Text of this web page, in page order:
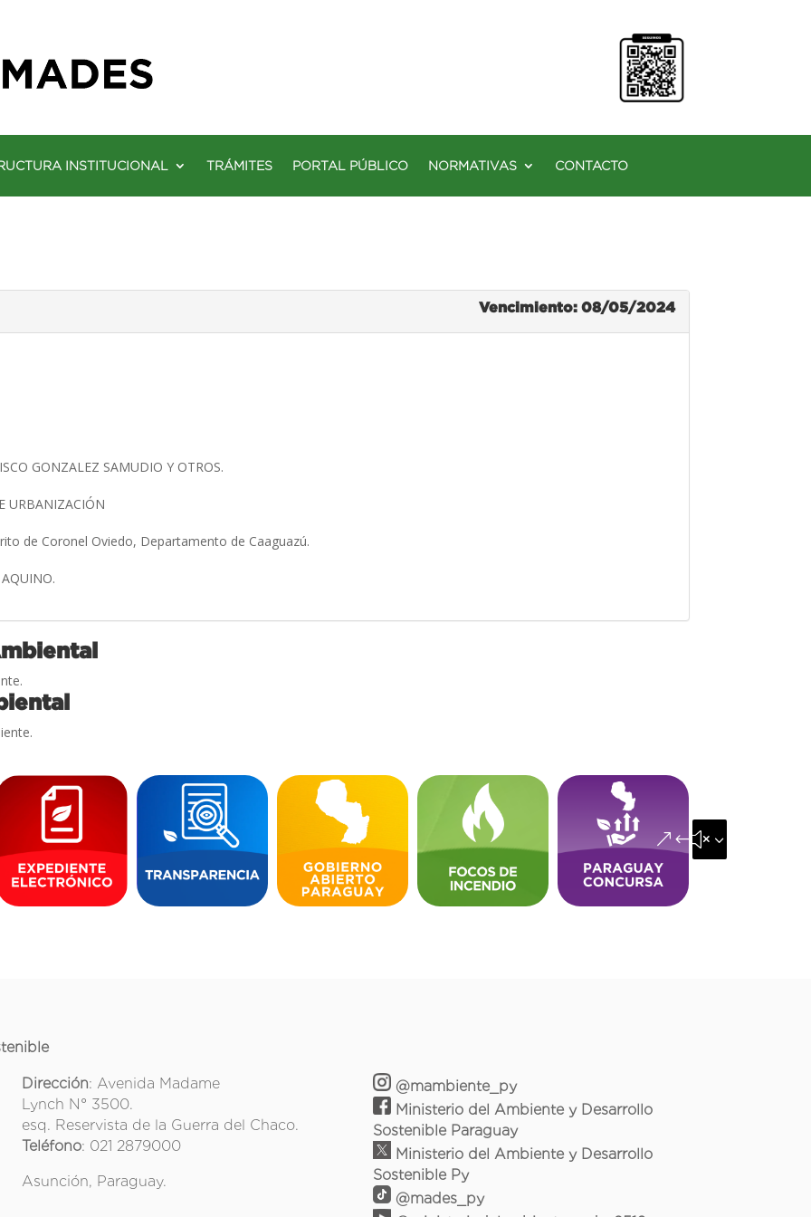
INSTITUCIONAL TRÁMITES PORTAL PÚBLICO NORMATIVAS CONTACTO
Vencimiento: 08/05/2024
GONZALEZ SAMUDIO Y OTROS.
URBANIZACIÓN
de Coronel Oviedo, Departamento de Caaguazú.
&#x35;
Dirección: Avenida Madame
Lynch N° 3500.
esq. Reservista de la Guerra del Chaco.
Teléfono: 021 2879000
Asunción, Paraguay.
@mambiente_py
Ministerio del Ambiente y Desarrollo
Sostenible Paraguay
Ministerio del Ambiente y Desarrollo
Sostenible Py
@mades_py